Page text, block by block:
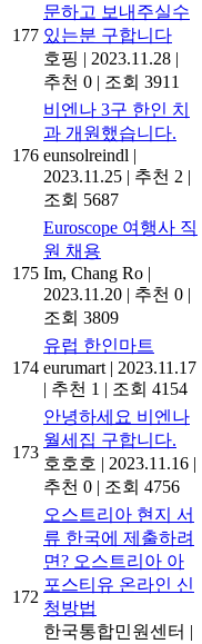
177
문하고 보내주실수
있는분 구합니다
호핑 | 2023.11.28 |
추천 0 | 조회 3911
176
비엔나 3구 한인 치
과 개원했습니다.
eunsolreindl |
2023.11.25 | 추천 2 |
조회 5687
175
Euroscope 여행사 직
원 채용
Im, Chang Ro |
2023.11.20 | 추천 0 |
조회 3809
174
유럽 한인마트
eurumart | 2023.11.17
| 추천 1 | 조회 4154
173
안녕하세요 비엔나
월세집 구합니다.
호호호 | 2023.11.16 |
추천 0 | 조회 4756
172
오스트리아 현지 서
류 한국에 제출하려
면? 오스트리아 아
포스티유 온라인 신
청방법
한국통합민원센터 |